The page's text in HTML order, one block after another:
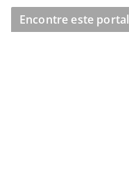
Encontre este